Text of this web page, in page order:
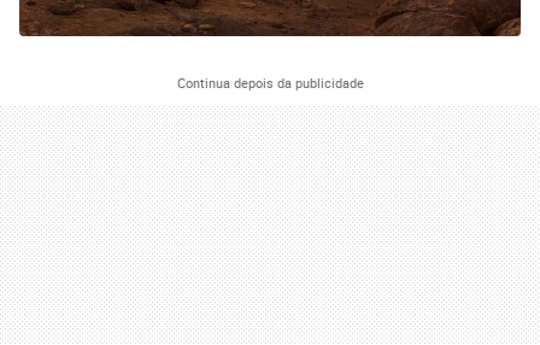
Continua depois da publicidade